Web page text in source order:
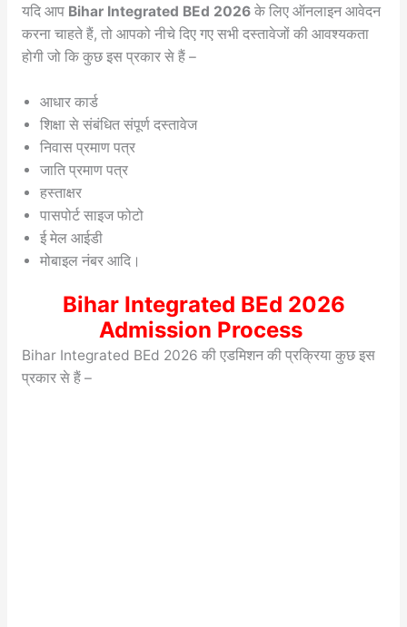
यदि आप Bihar Integrated BEd 2026 के लिए ऑनलाइन आवेदन
करना चाहते हैं, तो आपको नीचे दिए गए सभी दस्तावेजों की आवश्यकता
होगी जो कि कुछ इस प्रकार से हैं –
आधार कार्ड
शिक्षा से संबंधित संपूर्ण दस्तावेज
निवास प्रमाण पत्र
जाति प्रमाण पत्र
हस्ताक्षर
पासपोर्ट साइज फोटो
ई मेल आईडी
मोबाइल नंबर आदि।
Bihar Integrated BEd 2026
Admission Process
Bihar Integrated BEd 2026 की एडमिशन की प्रक्रिया कुछ इस
प्रकार से हैं –